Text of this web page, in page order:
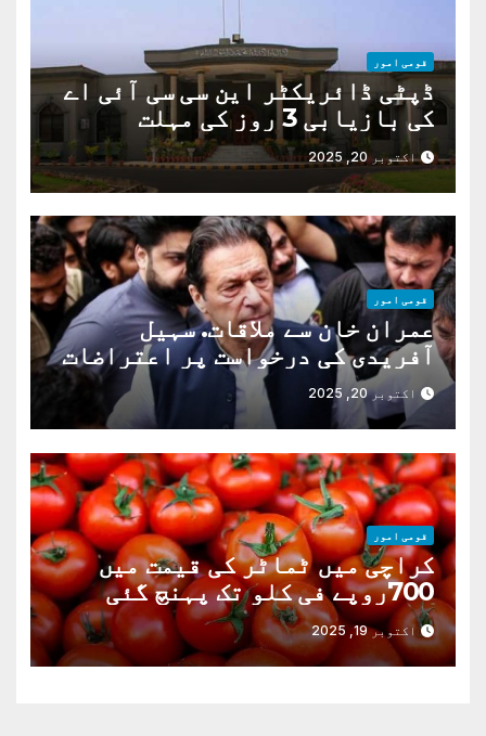
قومی امور
ڈپٹی ڈائریکٹر این سی سی آئی اے
کی بازیابی 3 روز کی مہلت
اکتوبر 20, 2025
قومی امور
عمران خان سے ملاقات. سہیل
آفریدی کی درخواست پر اعتراضات
دوراکتوبر 20, 2025
قومی امور
کراچی میں ٹماٹر کی قیمت میں
700روپے فی کلو تک پہنچ گئی
اکتوبر 19, 2025